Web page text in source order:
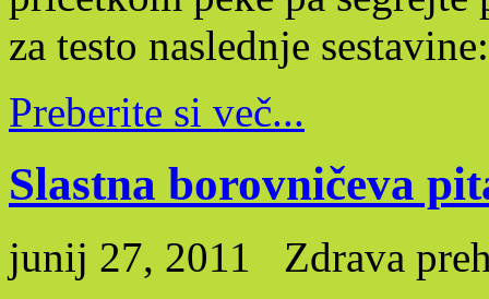
za testo naslednje sestavine:
Preberite si več...
Slastna borovničeva
junij 27, 2011
Zdrava